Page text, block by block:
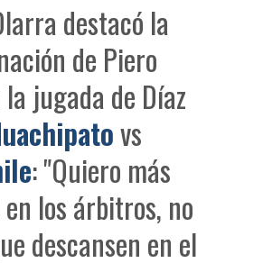
destacó la
de Piero
la jugada de Díaz
vs
: "Quiero más
los árbitros, no
descansen en el